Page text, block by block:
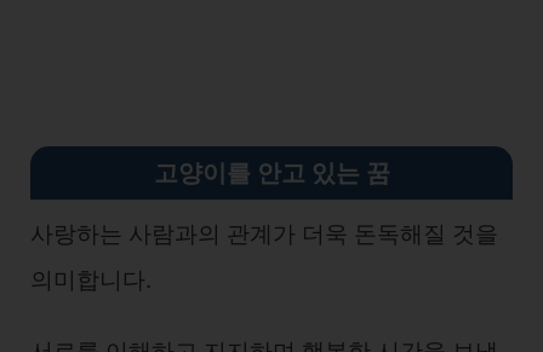
고양이를 안고 있는 꿈
사랑하는 사람과의 관계가 더욱 돈독해질 것을
의미합니다.